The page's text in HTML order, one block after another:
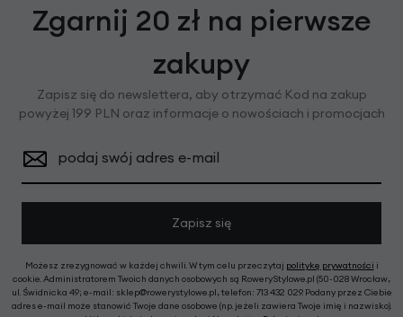
Zgarnij 20 zł na pierwsze
zakupy
Zapisz się do newslettera, aby otrzymać Kod na zakup
powyżej 199 PLN oraz informacje o nowościach i promocjach
podaj swój adres e-mail
Zapisz się
Możesz zrezygnować w każdej chwili. W tym celu przeczytaj politykę prywatności i
cookie. Administratorem Twoich danych osobowych są RoweryStylowe.pl (50-028 Wrocław,
ul. Świdnicka 49; e-mail: sklep@rowerystylowe.pl, telefon: 713 432 029. Podany przez Ciebie
adres e-mail może stanowić Twoje dane osobowe (np. jeżeli zawiera Twoje imię i nazwisko).